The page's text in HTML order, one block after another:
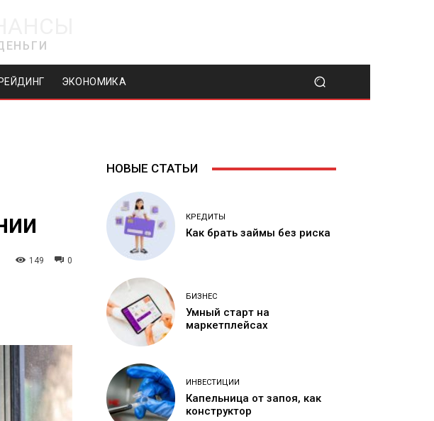
ЭКОНОМИКА
0
149
НОВЫЕ СТАТЬИ
КРЕДИТЫ
Как брать займы без риска
БИЗНЕС
Умный старт на
маркетплейсах
ИНВЕСТИЦИИ
Капельница от запоя, как
конструктор